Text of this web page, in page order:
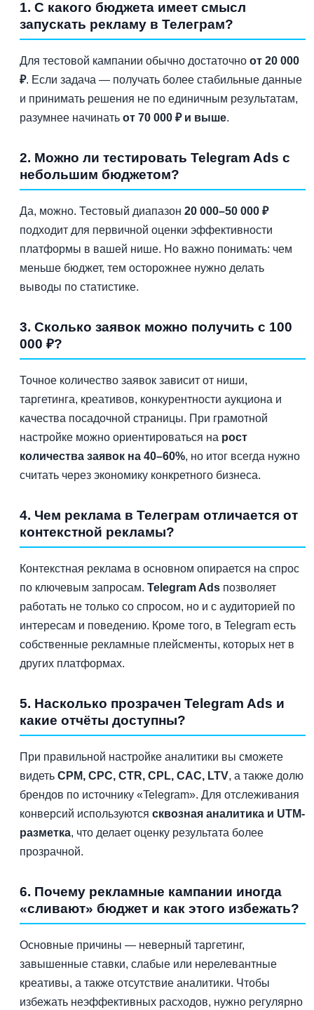
1. С какого бюджета имеет смысл
запускать рекламу в Телеграм?
Для тестовой кампании обычно достаточно от 20 000
₽. Если задача — получать более стабильные данные
и принимать решения не по единичным результатам,
разумнее начинать от 70 000 ₽ и выше.
2. Можно ли тестировать Telegram Ads с
небольшим бюджетом?
Да, можно. Тестовый диапазон 20 000–50 000 ₽
подходит для первичной оценки эффективности
платформы в вашей нише. Но важно понимать: чем
меньше бюджет, тем осторожнее нужно делать
выводы по статистике.
3. Сколько заявок можно получить с 100
000 ₽?
Точное количество заявок зависит от ниши,
таргетинга, креативов, конкурентности аукциона и
качества посадочной страницы. При грамотной
настройке можно ориентироваться на рост
количества заявок на 40–60%, но итог всегда нужно
считать через экономику конкретного бизнеса.
4. Чем реклама в Телеграм отличается от
контекстной рекламы?
Контекстная реклама в основном опирается на спрос
по ключевым запросам. Telegram Ads позволяет
работать не только со спросом, но и с аудиторией по
интересам и поведению. Кроме того, в Telegram есть
собственные рекламные плейсменты, которых нет в
других платформах.
5. Насколько прозрачен Telegram Ads и
какие отчёты доступны?
При правильной настройке аналитики вы сможете
видеть CPM, CPC, CTR, CPL, CAC, LTV, а также долю
брендов по источнику «Telegram». Для отслеживания
конверсий используются сквозная аналитика и UTM-
разметка, что делает оценку результата более
прозрачной.
6. Почему рекламные кампании иногда
«сливают» бюджет и как этого избежать?
Основные причины — неверный таргетинг,
завышенные ставки, слабые или нерелевантные
креативы, а также отсутствие аналитики. Чтобы
избежать неэффективных расходов, нужно регулярно